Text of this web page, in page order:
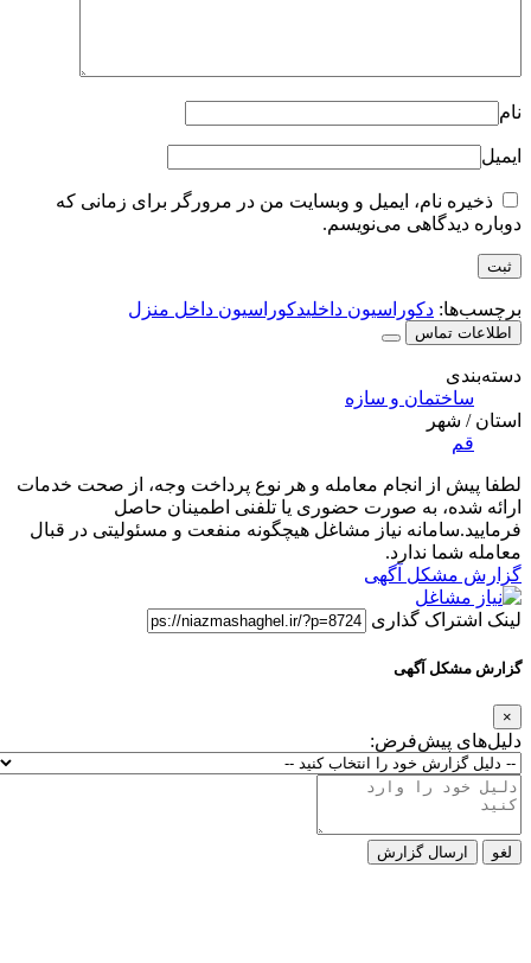
نام
ایمیل
ذخیره نام، ایمیل و وبسایت من در مرورگر برای زمانی که
دوباره دیدگاهی می‌نویسم.
برچسب‌ها: دکوراسیون داخلیدکوراسیون داخل منزل
اطلاعات تماس
دسته‌بندی
ساختمان و سازه
استان / شهر
قم
لطفا پیش از انجام معامله و هر نوع پرداخت وجه، از صحت خدمات
ارائه شده، به صورت حضوری یا تلفنی اطمینان حاصل
فرمایید.سامانه نیاز مشاغل هیچگونه منفعت و مسئولیتی در قبال
معامله شما ندارد.
گزارش مشکل آگهی
لینک اشتراک گذاری
گزارش مشکل آگهی
×
دلیل‌های پیش‌فرض:
لغو ارسال گزارش